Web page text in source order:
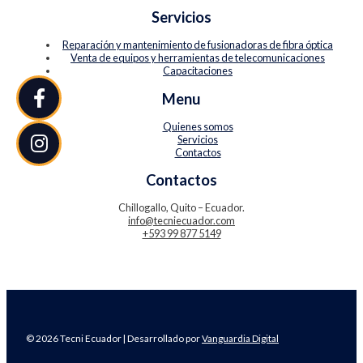
Servicios
Reparación y mantenimiento de fusionadoras de fibra óptica
Venta de equipos y herramientas de telecomunicaciones
Capacitaciones
Menu
Quienes somos
Servicios
Contactos
Contactos
Chillogallo, Quito – Ecuador.
info@tecniecuador.com
+593 99 877 5149
© 2026 Tecni Ecuador | Desarrollado porVanguardia Digital